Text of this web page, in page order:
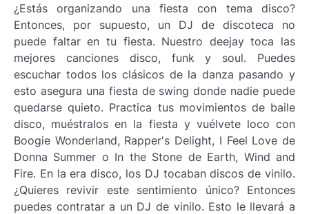
¿Estás organizando una fiesta con tema disco?
Entonces, por supuesto, un DJ de discoteca no
puede faltar en tu fiesta. Nuestro deejay toca las
mejores canciones disco, funk y soul. Puedes
escuchar todos los clásicos de la danza pasando y
esto asegura una fiesta de swing donde nadie puede
quedarse quieto. Practica tus movimientos de baile
disco, muéstralos en la fiesta y vuélvete loco con
Boogie Wonderland, Rapper's Delight, I Feel Love de
Donna Summer o In the Stone de Earth, Wind and
Fire. En la era disco, los DJ tocaban discos de vinilo.
¿Quieres revivir este sentimiento único? Entonces
puedes contratar a un DJ de vinilo. Esto le llevará a